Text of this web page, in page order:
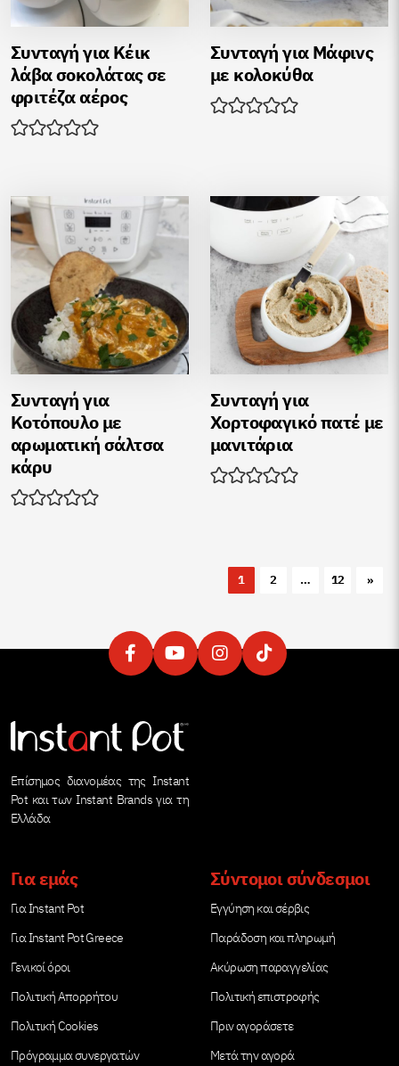
Συνταγή για Κέικ
λάβα σοκολάτας σε
φριτέζα αέρος
Συνταγή για Μάφινς
με κολοκύθα
Συνταγή για
Kοτόπουλο με
αρωματική σάλτσα
κάρυ
Συνταγή για
Хορτοφαγικό πατέ με
μανιτάρια
1 2 … 12 »
Επίσημος διανομέας της Instant
Pot και των Instant Brands για τη
Ελλάδα
Για εμάς
Για Instant Pot
Για Instant Pot Greece
Γενικοί όροι
Πολιτική Απορρήτου
Πολιτική Cookies
Πρόγραμμα συνεργατών
Σύντομοι σύνδεσμοι
Εγγύηση και σέρβις
Παράδοση και πληρωμή
Ακύρωση παραγγελίας
Πολιτική επιστροφής
Πριν αγοράσετε
Μετά την αγορά